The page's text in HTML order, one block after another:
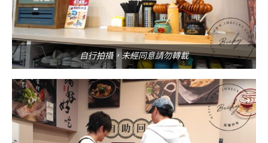
自行拍攝，未經同意請勿轉載